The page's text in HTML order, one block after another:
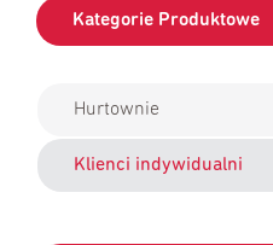
Kategorie Produktowe
Hurtownie
Klienci indywidualni